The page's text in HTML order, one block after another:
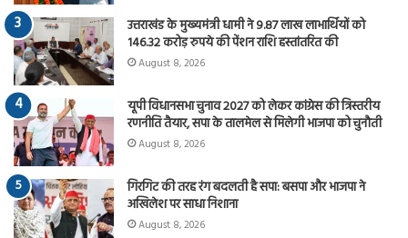
उत्तराखंड के मुख्यमंत्री धामी ने 9.87 लाख लाभार्थियों को
146.32 करोड़ रुपये की पेंशन राशि हस्तांतरित की
August 8, 2026
यूपी विधानसभा चुनाव 2027 को लेकर कांग्रेस की त्रिस्तरीय
रणनीति तैयार, सपा के तालमेल से मिलेगी भाजपा को चुनौती
August 8, 2026
गिरगिट की तरह रंग बदलती है सपा: बसपा और भाजपा ने
अखिलेश पर साधा निशाना
August 8, 2026